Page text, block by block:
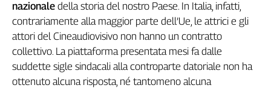
nel
Lavoro
Territori
Abruzzo-
Molise
nazionale della storia del nostro Paese. In Italia, infatti,
contrariamente alla maggior parte dell’Ue, le attrici e gli
attori del Cineaudiovisivo non hanno un contratto
collettivo. La piattaforma presentata mesi fa dalle
suddette sigle sindacali alla controparte datoriale non ha
ottenuto alcuna risposta, né tantomeno alcuna